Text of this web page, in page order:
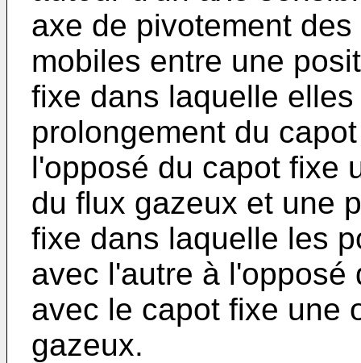
axe de pivotement
mobiles entre une
fixe dans laquelle
prolongement du
l'opposé du capot fixe
du flux gazeux et une
fixe dans laquelle les
avec l'autre à
avec le capot fixe une
gazeux.